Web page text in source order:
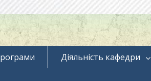
Діяльність кафедри